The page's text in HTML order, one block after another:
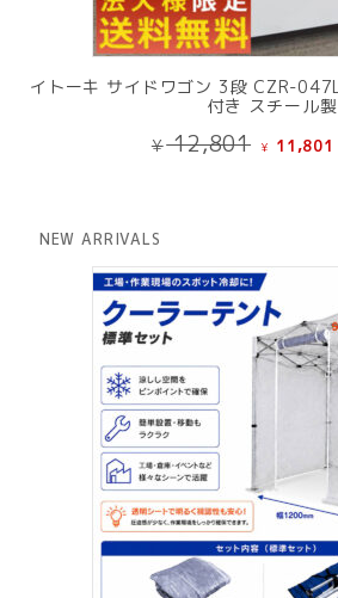
イトーキ サイドワゴン 3段 CZR-
付き スチール製
¥12,801 元
で
し
た。
¥ 11,801
NEW ARRIVALS